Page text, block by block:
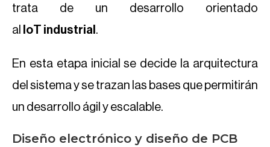
trata de un desarrollo orientado
al
IoT industrial .
En esta etapa inicial se decide la arquitectura
del sistema y se trazan las bases que permitirán
un desarrollo ágil y escalable.
Diseño electrónico y diseño de PCB